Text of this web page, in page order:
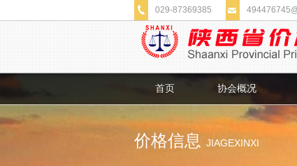
029-87369385
首页 协会概况
价格信息 JIAGEXINXI